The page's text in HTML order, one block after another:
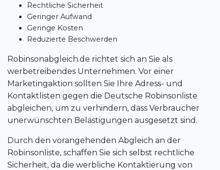
Rechtliche Sicherheit
Geringer Aufwand
Geringe Kosten
Reduzierte Beschwerden
Robinsonabgleich.de richtet sich an Sie als
werbetreibendes Unternehmen. Vor einer
Marketingaktion sollten Sie Ihre Adress- und
Kontaktlisten gegen die Deutsche Robinsonliste
abgleichen, um zu verhindern, dass Verbraucher
unerwünschten Belästigungen ausgesetzt sind.
Durch den vorangehenden Abgleich an der
Robinsonliste, schaffen Sie sich selbst rechtliche
Sicherheit, da die werbliche Kontaktierung von